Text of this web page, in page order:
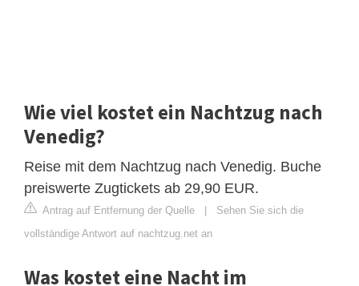
Wie viel kostet ein Nachtzug nach
Venedig?
Reise mit dem Nachtzug nach Venedig. Buche
preiswerte Zugtickets ab 29,90 EUR.
Antrag auf Entfernung der Quelle
Sehen Sie sich die
vollständige Antwort auf nachtzug.net an
Was kostet eine Nacht im